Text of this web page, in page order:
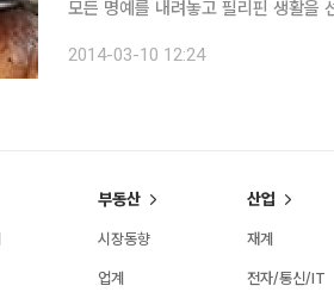
모든 명예를 내려놓고 필리핀 생활을
살고 있다. 대기업 최고경영자(CEO)
2014-03-10 12:24
부동산
시장동향
업계
산업
재계
전자/통신/IT